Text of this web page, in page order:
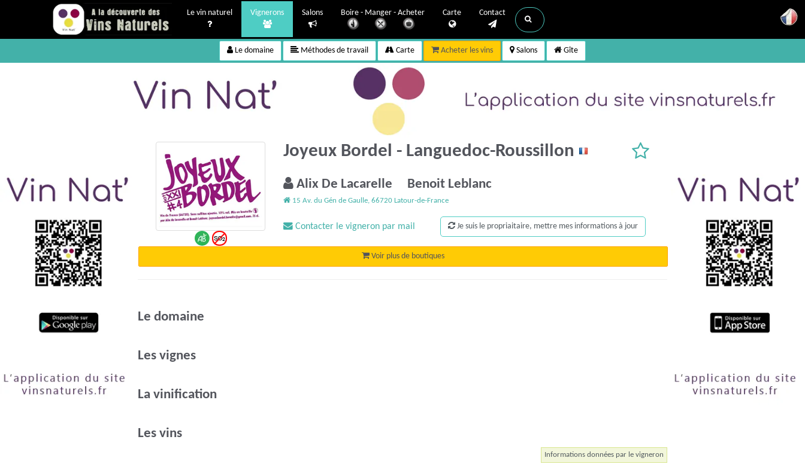
Le vin naturel Vignerons Salons Boire - Manger - Acheter Carte Contact
Le domaine Méthodes de travail Carte Acheter les vins Salons Gîte
Joyeux Bordel - Languedoc-Roussillon
Alix De Lacarelle Benoit Leblanc
15 Av. du Gén de Gaulle, 66720 Latour-de-France
Contacter le vigneron par mail Je suis le propriaitaire, mettre mes informations à jour
Voir plus de boutiques
Le domaine
Les vignes
La vinification
Les vins
Informations données par le vigneron